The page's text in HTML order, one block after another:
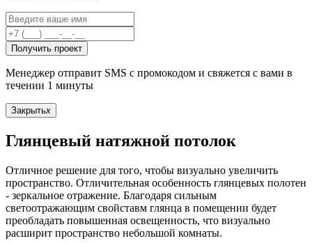
Получить проект
Менеджер отправит SMS с промокодом и свяжется с вами в
течении 1 минуты
Закрытьx
Глянцевый натяжной потолок
Отличное решение для того, чтобы визуально увеличить
пространство. Отличительная особенность глянцевых полотен
- зеркальное отражение. Благодаря сильным
светоотражающим свойставм глянца в помещении будет
преобладать повышенная освещенность, что визуально
расширит пространство небольшой комнаты.